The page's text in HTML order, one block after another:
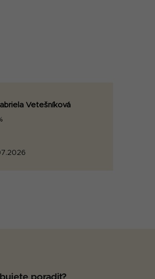
Vetešníková